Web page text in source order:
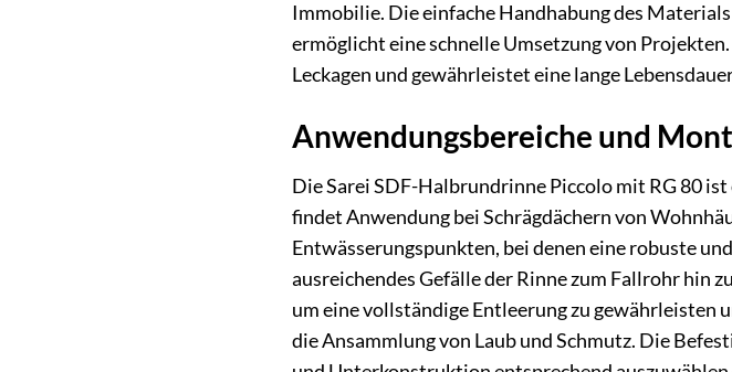
Immobilie. Die einfache Handhabung des
ermöglicht eine schnelle Umsetzung von
Leckagen und gewährleistet eine lange
Anwendungsbereiche und
Die Sarei SDF-Halbrundrinne Piccolo mit RG 80
findet Anwendung bei Schrägdächern von
Entwässerungspunkten, bei denen eine robuste
ausreichendes Gefälle der Rinne zum Fallrohr hin
um eine vollständige Entleerung zu gewährleisten
die Ansammlung von Laub und Schmutz. Die